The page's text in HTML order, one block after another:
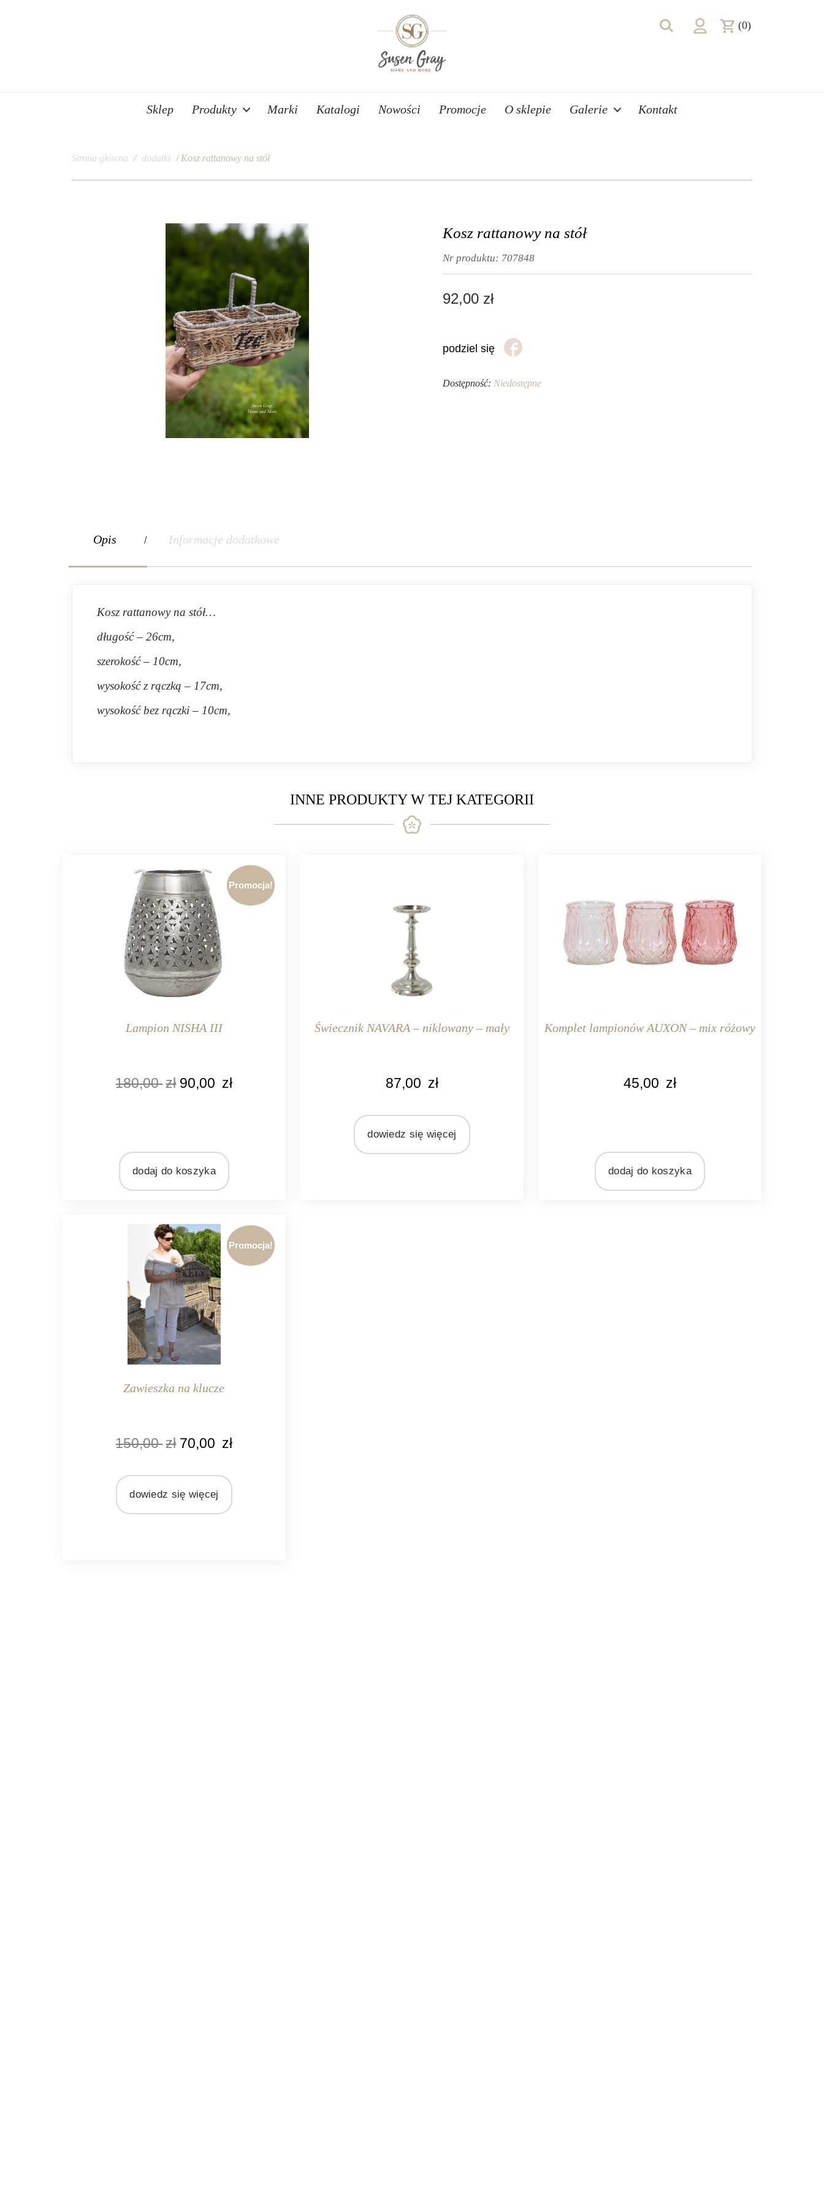
(0)
Sklep Produkty Marki Katalogi Nowości Promocje O sklepie Galerie Kontakt
Strona główna / dodatki / Kosz rattanowy na stół
Kosz rattanowy na stół
Nr produktu: 707848
92,00 zł
podziel się
Dostępność: Niedostępne
Opis Informacje dodatkowe
Kosz rattanowy na stół…
długość – 26cm,
szerokość – 10cm,
wysokość z rączką – 17cm,
wysokość bez rączki – 10cm,
INNE PRODUKTY W TEJ KATEGORII
Promocja!
Lampion NISHA III
180,00zł 90,00 zł
dodaj do koszyka
Świecznik NAVARA – niklowany – mały
Light&Living
87,00 zł
dowiedz się więcej
Komplet lampionów AUXON – mix różowy
45,00 zł
dodaj do koszyka
Promocja!
Zawieszka na klucze
naturalny rattan
150,00zł 70,00 zł
dowiedz się więcej